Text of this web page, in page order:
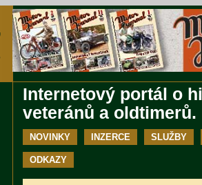
Internetový portál o
veteránů a oldtimerů.
NOVINKY INZERCE SLUŽBY
ODKAZY